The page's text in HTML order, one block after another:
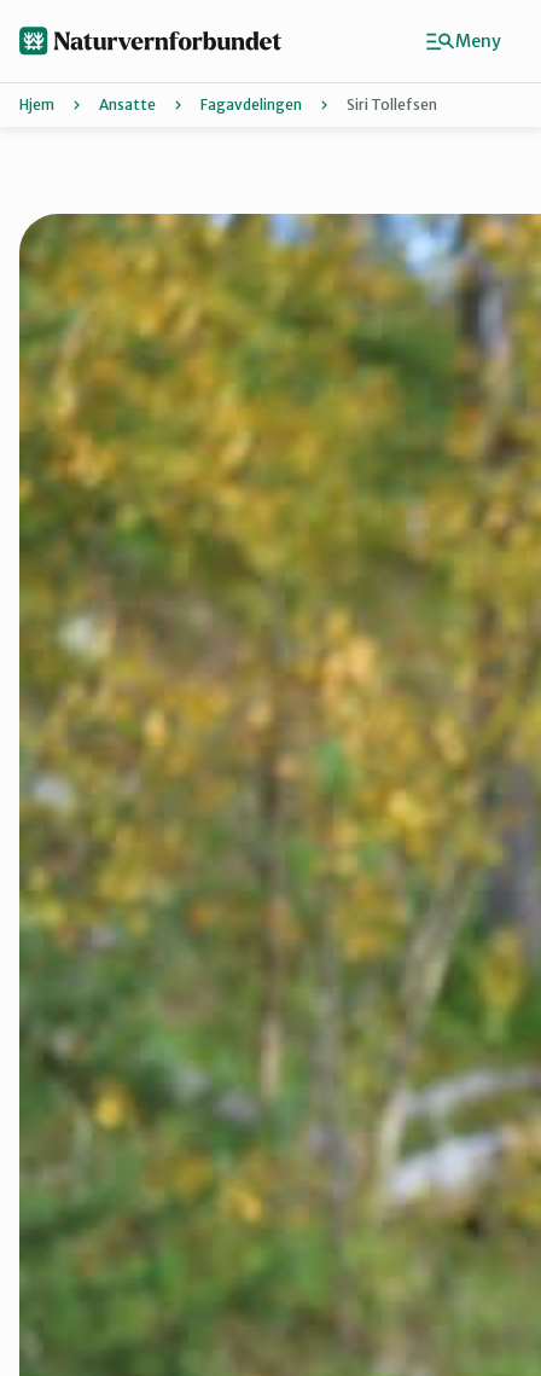
Finn ditt lokallag Agder
Buskerud
Hordaland
Innlandet
Møre og
Nordland
Oslo og
Sogn og
Trøndelag
Telemark
Troms
Hjem Ansatte Fagavdelingen Siri Tollefsen